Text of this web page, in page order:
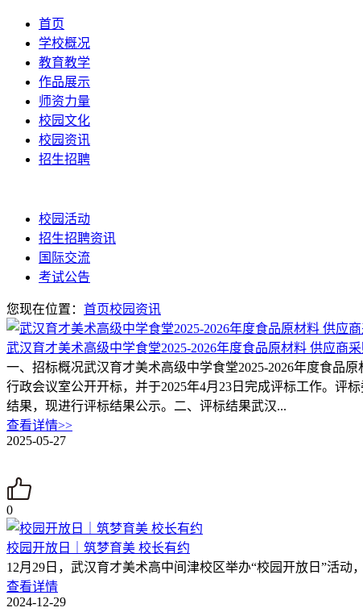
首页
学校概况
教育教学
作品展示
师资力量
校园文化
校园资讯
招生招聘
校园活动
招生招聘资讯
国际交流
考试公告
您现在位置： 首页校园资讯
武汉育才美术高级中学食堂2025-2026年度食品原材料 供应商
一、招标概况武汉育才美术高级中学食堂2025-2026年度食品
行政会议室公开开标，并于2025年4月23日完成评标工作。评
结果，现进行评标结果公示。二、评标结果武汉...
查看详情>>
2025-05-27
0
校园开放日｜筑梦育美 校长有约
12月29日，武汉育才美术高中间津校区举办“校园开放日”活
查看详情
2024-12-29